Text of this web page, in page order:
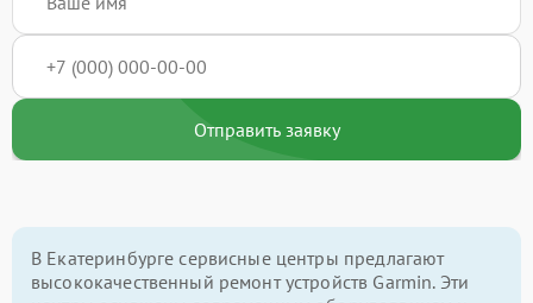
Отправить заявку
В Екатеринбурге сервисные центры предлагают
высококачественный ремонт устройств Garmin. Эти